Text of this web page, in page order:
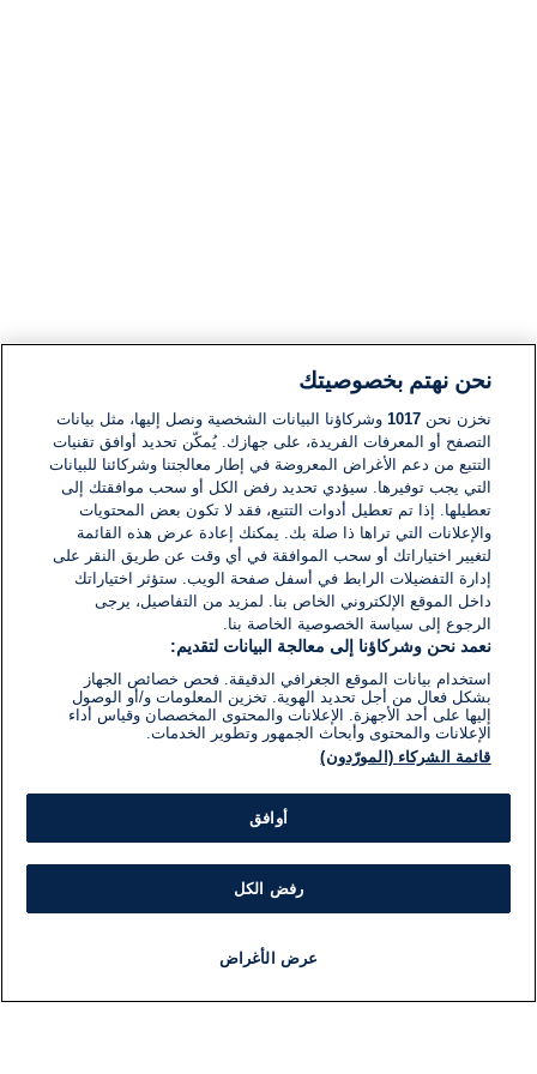
نحن نهتم بخصوصيتك
نخزن نحن1017 وشركاؤنا البيانات الشخصية ونصل إليها، مثل بيانات
التصفح أو المعرفات الفريدة، على جهازك. يُمكّن تحديد أوافق تقنيات
التتبع من دعم الأغراض المعروضة في إطار معالجتنا وشركائنا للبيانات
التي يجب توفيرها. سيؤدي تحديد رفض الكل أو سحب موافقتك إلى
تعطيلها. إذا تم تعطيل أدوات التتبع، فقد لا تكون بعض المحتويات
والإعلانات التي تراها ذا صلة بك. يمكنك إعادة عرض هذه القائمة
لتغيير اختياراتك أو سحب الموافقة في أي وقت عن طريق النقر على
إدارة التفضيلات الرابط في أسفل صفحة الويب. ستؤثر اختياراتك
داخل الموقع الإلكتروني الخاص بنا. لمزيد من التفاصيل، يرجى
الرجوع إلى سياسة الخصوصية الخاصة بنا.
نعمد نحن وشركاؤنا إلى معالجة البيانات لتقديم:
استخدام بيانات الموقع الجغرافي الدقيقة. فحص خصائص الجهاز
بشكل فعال من أجل تحديد الهوية. تخزين المعلومات و/أو الوصول
إليها على أحد الأجهزة. الإعلانات والمحتوى المخصصان وقياس أداء
الإعلانات والمحتوى وأبحاث الجمهور وتطوير الخدمات.
قائمة الشركاء (المورّدون)
أوافق
رفض الكل
عرض الأغراض